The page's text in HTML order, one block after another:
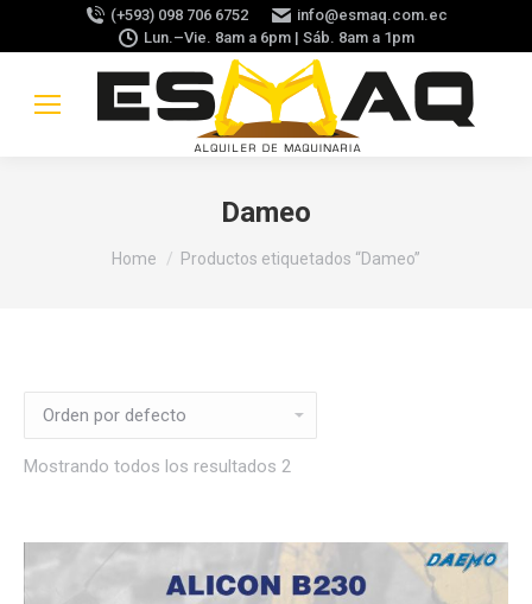
(+593) 098 706 6752
info@esmaq.com.ec
Lun.–Vie. 8am a 6pm | Sáb. 8am a 1pm
Dameo
You are here:
Home Productos etiquetados “Dameo”
Mostrando todos los resultados 2